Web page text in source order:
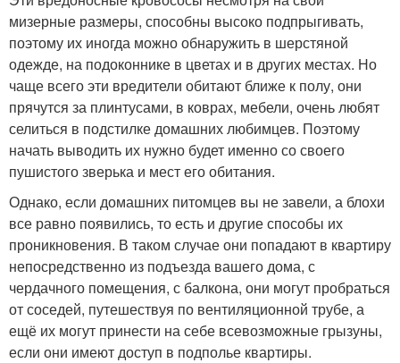
мизерные размеры, способны высоко подпрыгивать,
поэтому их иногда можно обнаружить в шерстяной
одежде, на подоконнике в цветах и в других местах. Но
чаще всего эти вредители обитают ближе к полу, они
прячутся за плинтусами, в коврах, мебели, очень любят
селиться в подстилке домашних любимцев. Поэтому
начать выводить их нужно будет именно со своего
пушистого зверька и мест его обитания.
Однако, если домашних питомцев вы не завели, а блохи
все равно появились, то есть и другие способы их
проникновения. В таком случае они попадают в квартиру
непосредственно из подъезда вашего дома, с
чердачного помещения, с балкона, они могут пробраться
от соседей, путешествуя по вентиляционной трубе, а
ещё их могут принести на себе всевозможные грызуны,
если они имеют доступ в подполье квартиры.